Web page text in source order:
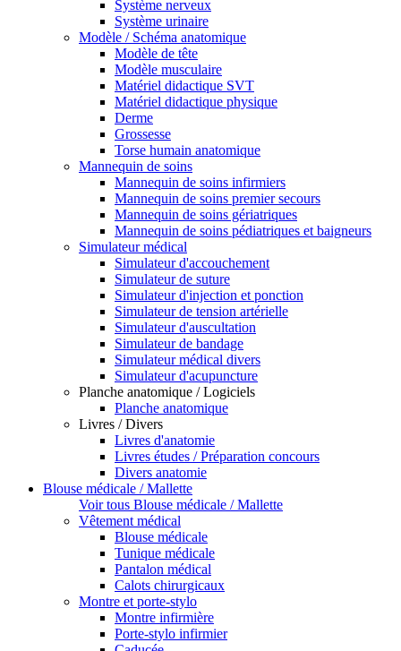
Système nerveux
Système urinaire
Modèle / Schéma anatomique
Modèle de tête
Modèle musculaire
Matériel didactique SVT
Matériel didactique physique
Derme
Grossesse
Torse humain anatomique
Mannequin de soins
Mannequin de soins infirmiers
Mannequin de soins premier secours
Mannequin de soins gériatriques
Mannequin de soins pédiatriques et baigneurs
Simulateur médical
Simulateur d'accouchement
Simulateur de suture
Simulateur d'injection et ponction
Simulateur de tension artérielle
Simulateur d'auscultation
Simulateur de bandage
Simulateur médical divers
Simulateur d'acupuncture
Planche anatomique / Logiciels
Planche anatomique
Livres / Divers
Livres d'anatomie
Livres études / Préparation concours
Divers anatomie
Blouse médicale / Mallette
Voir tous Blouse médicale / Mallette
Vêtement médical
Blouse médicale
Tunique médicale
Pantalon médical
Calots chirurgicaux
Montre et porte-stylo
Montre infirmière
Porte-stylo infirmier